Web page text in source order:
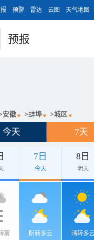
预警 雷达 云图 天气地图
预报
安徽 >蚌埠 >城区
今天 7天
7日
今天
8日
明天
雾 阴转多云 晴转多